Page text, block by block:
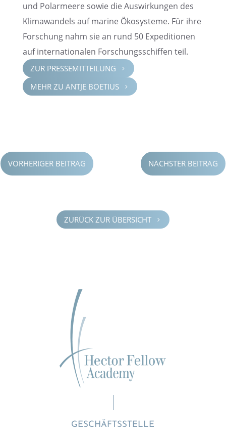
und Polar­meere sowie die Auswir­kun­gen des
Klima­wan­dels auf marine Ökosys­teme. Für ihre
Forschung nahm sie an rund 50 Expedi­tio­nen
auf inter­na­tio­na­len Forschungs­schif­fen teil.
ZUR PRESSE­MIT­TEI­LUNG 5
MEHR ZU ANTJE BOETIUS 5
VORHERIGER BEITRAG NÄCHSTER BEITRAG
ZURÜCK ZUR ÜBERSICHT 5
GESCHÄFTSSTELLE